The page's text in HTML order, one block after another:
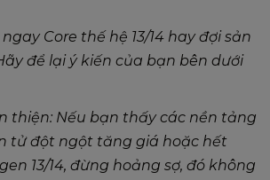
Core thế hệ 13/14 hay đợi sản
để lại ý kiến của bạn bên dưới
thiện: Nếu bạn thấy các nền tảng
tử đột ngột tăng giá hoặc hết
13/14, đừng hoảng sợ, đó không